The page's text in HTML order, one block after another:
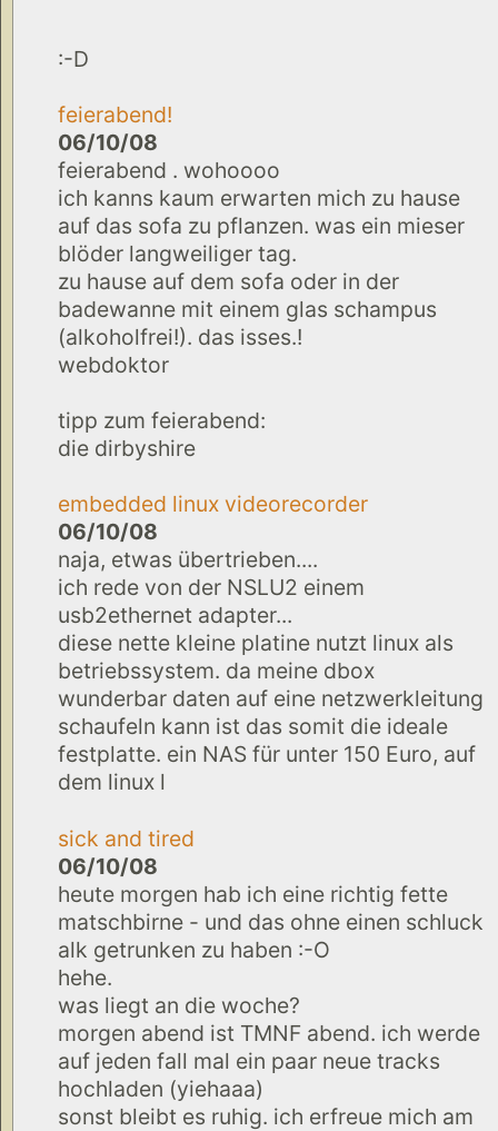
:-D
feierabend!
06/10/08
feierabend . wohoooo
ich kanns kaum erwarten mich zu hause
auf das sofa zu pflanzen. was ein mieser
blöder langweiliger tag.
zu hause auf dem sofa oder in der
badewanne mit einem glas schampus
(alkoholfrei!). das isses.!
webdoktor
tipp zum feierabend:
die dirbyshire
embedded linux videorecorder
06/10/08
naja, etwas übertrieben....
ich rede von der NSLU2 einem
usb2ethernet adapter...
diese nette kleine platine nutzt linux als
betriebssystem. da meine dbox
wunderbar daten auf eine netzwerkleitung
schaufeln kann ist das somit die ideale
festplatte. ein NAS für unter 150 Euro, auf
dem linux l
sick and tired
06/10/08
heute morgen hab ich eine richtig fette
matschbirne - und das ohne einen schluck
alk getrunken zu haben :-O
hehe.
was liegt an die woche?
morgen abend ist TMNF abend. ich werde
auf jeden fall mal ein paar neue tracks
hochladen (yiehaaa)
sonst bleibt es ruhig. ich erfreue mich am